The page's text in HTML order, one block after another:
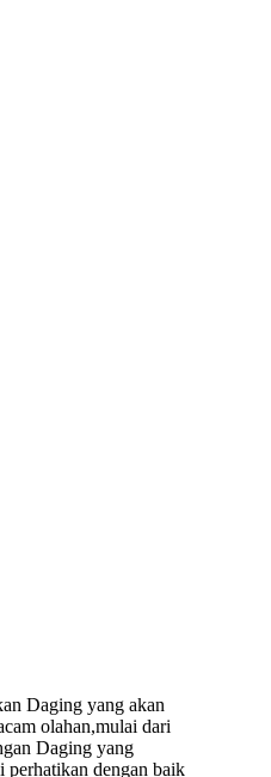
Daging yang akan
olahan,mulai dari
Daging yang
dengan baik